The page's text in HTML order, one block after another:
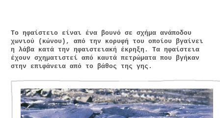
Το ηφαίστειο είναι ένα βουνό σε σχήμα ανάποδου
χωνιού (κώνου), από την κορυφή του οποίου βγαίνει
η λάβα κατά την ηφαιστειακή έκρηξη. Τα ηφαίστεια
έχουν σχηματιστεί από καυτά πετρώματα που βγήκαν
στην επιφάνεια από το βάθος της γης.